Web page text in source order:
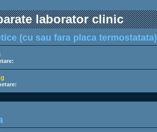
laborator clinic
(cu sau fara placa termostatata)